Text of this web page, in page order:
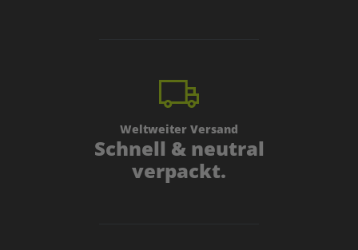
Weltweiter Versand
Schnell & neutral
verpackt.